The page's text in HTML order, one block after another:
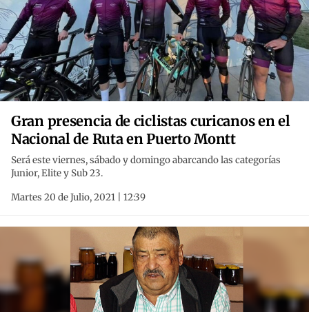
Gran presencia de ciclistas curicanos en el
Nacional de Ruta en Puerto Montt
Será este viernes, sábado y domingo abarcando las categorías
Junior, Elite y Sub 23.
Martes 20 de Julio, 2021 | 12:39